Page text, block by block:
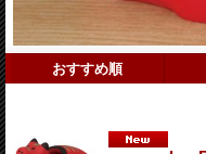
おすすめ順